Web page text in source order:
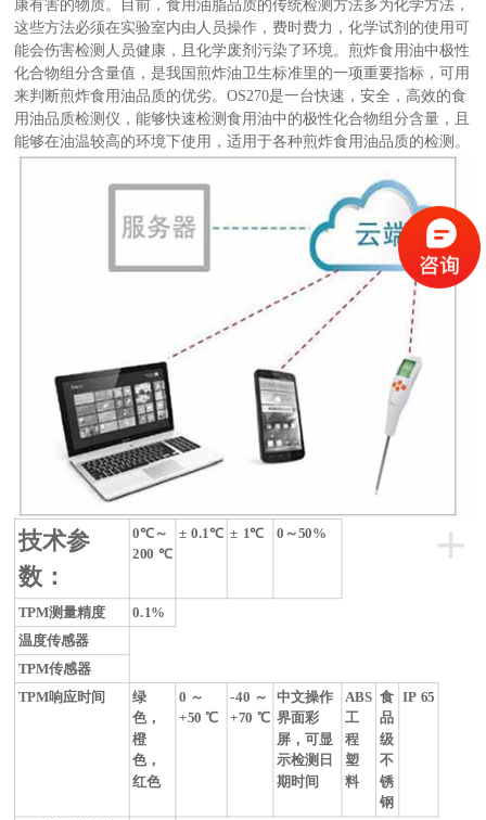
康有害的物质。目前，食用油脂品质的传统检测方法多为化学方法，
这些方法必须在实验室内由人员操作，费时费力，化学试剂的使用可
能会伤害检测人员健康，且化学废剂污染了环境。煎炸食用油中极性
化合物组分含量值，是我国煎炸油卫生标准里的一项重要指标，可用
来判断煎炸食用油品质的优劣。OS270是一台快速，安全，高效的食
用油品质检测仪，能够快速检测食用油中的极性化合物组分含量，且
能够在油温较高的环境下使用，适用于各种煎炸食用油品质的检测。
+
技术参
数：
0℃～
200℃
± 0.1℃ ± 1℃ 0 ～50%
TPM测量精度
0.1%
温度传感器
TPM传感器
TPM响应时间
绿
色，
橙
色，
红色
0 ～
+50℃
-40 ～
+70 ℃
中文操作
界面彩
屏，可显
示检测日
期时间
ABS
工
程
塑
料
食
品
级
不
锈
钢
IP 65